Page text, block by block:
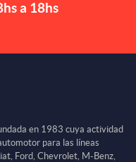
a 18hs
en 1983 cuya actividad
para las líneas
Ford, Chevrolet, M-Benz,